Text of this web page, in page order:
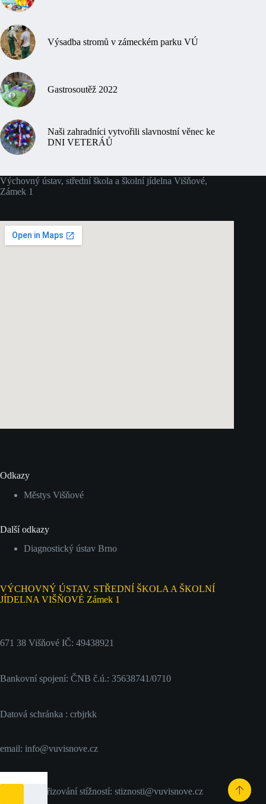
Výsadba stromů v zámeckém parku VÚ
Gastrosoutěž 2022
Naši zahradníci vytvořili slavnostní věnec ke
DNI VETERÁŮ
Výchovný ústav, střední škola a školní jídelna Višňové,
Zámek 1
Odkazy
Městys Višňové
Další odkazy
Diagnostický ústav Brno
VÝCHOVNÝ ÚSTAV, STŘEDNÍ ŠKOLA A ŠKOLNÍ
JÍDELNA VIŠŇOVÉ Zámek 1
671 38 Višňové IČ: 49438921
Bankovní spojení: ČNB č.ú.: 35638741/0710
Datová schránka : crbjrkk
email: info@vuvisnove.cz
email pro vyřizování stížností: stiznosti@vuvisnove.cz